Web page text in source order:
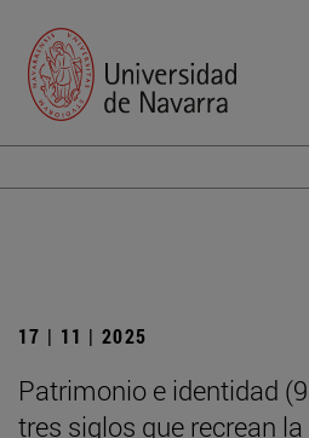
17 | 11 | 2025
Patrimonio e identidad
tres siglos que recrean